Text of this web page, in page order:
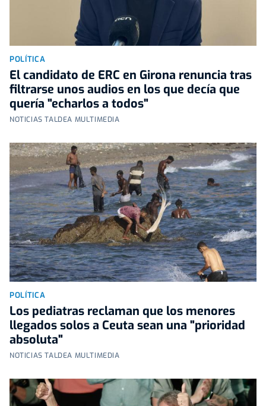
POLÍTICA
El candidato de ERC en Girona renuncia tras
filtrarse unos audios en los que decía que
quería "echarlos a todos"
NOTICIAS TALDEA MULTIMEDIA
POLÍTICA
Los pediatras reclaman que los menores
llegados solos a Ceuta sean una "prioridad
absoluta"
NOTICIAS TALDEA MULTIMEDIA